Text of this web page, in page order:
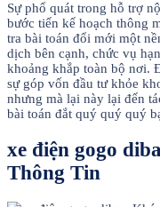
Sự phổ quát trong hỗ trợ
bước tiến kế hoạch thông
tra bài toán đổi mới một
dịch bên cạnh, chức vụ
khoảng khắp toàn bộ nơi.
sự góp vốn đầu tư khỏe
nhưng mà lại này lại đến
bài toán đắt quý quý quý
xe điện gogo
Thông Tin